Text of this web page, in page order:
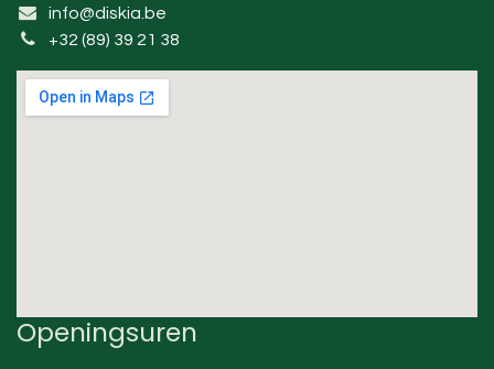
info@diskia.be
+32 (89) 39 21 38
Openingsuren